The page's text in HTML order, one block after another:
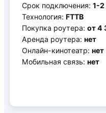
Срок подключения: 1-2
Технология: FTTB
Покупка роутера: от 4
Аренда роутера: нет
Онлайн-кинотеатр: нет
Мобильная связь: нет